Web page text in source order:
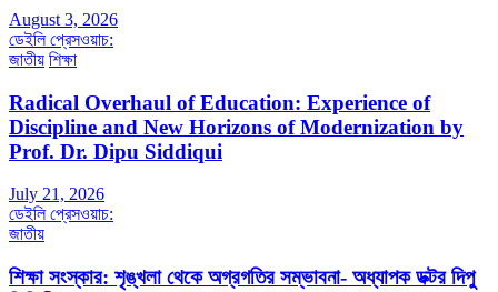
August 3, 2026
ডেইলি প্রেসওয়াচ:
জাতীয় শিক্ষা
Radical Overhaul of Education: Experience of
Discipline and New Horizons of Modernization by
Prof. Dr. Dipu Siddiqui
July 21, 2026
ডেইলি প্রেসওয়াচ:
জাতীয়
শিক্ষা সংস্কার: শৃঙ্খলা থেকে অগ্রগতির সম্ভাবনা- অধ্যাপক ডক্টর দিপু